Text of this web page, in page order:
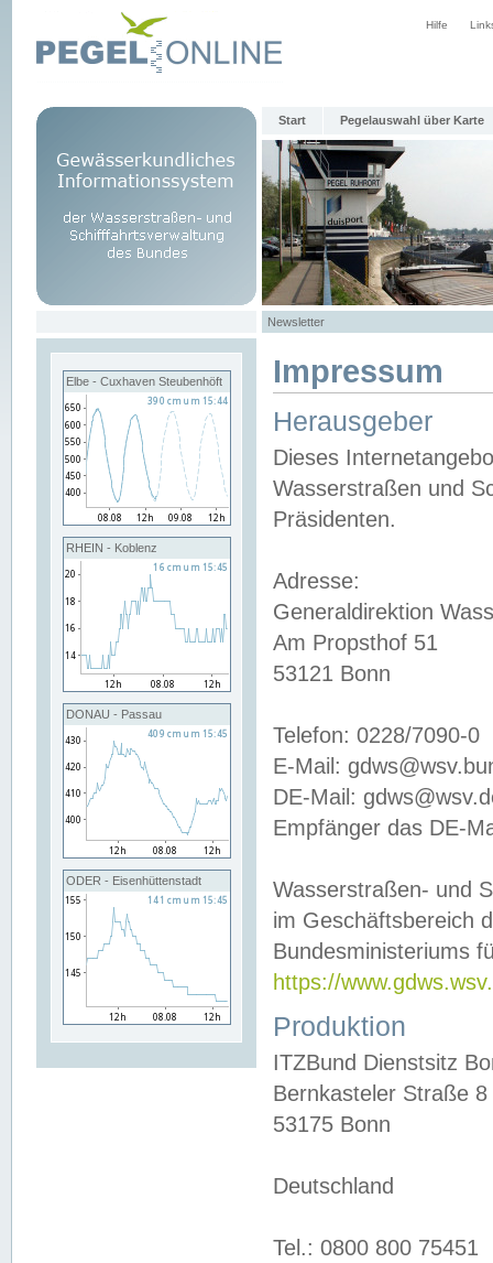
Hilfe
Start Pegelauswahl über Karte
Newsletter
Elbe - Cuxhaven Steubenhöft
RHEIN - Koblenz
DONAU - Passau
ODER - Eisenhüttenstadt
Impressum
Herausgeber
Dieses
Wasserstraßen und
Präsidenten.
Adresse:
Generaldirektion
Am Propsthof 51
53121 Bonn
Telefon: 0228/7090-0
E-Mail:
DE-Mail:
Empfänger das DE-
Wasserstraßen- und
im Geschäftsbereich
Bundesministeriums
https://
Produktion
ITZBund Dienstsitz
Bernkasteler Straße 8
53175 Bonn
Deutschland
Tel.: 0800 800 75451